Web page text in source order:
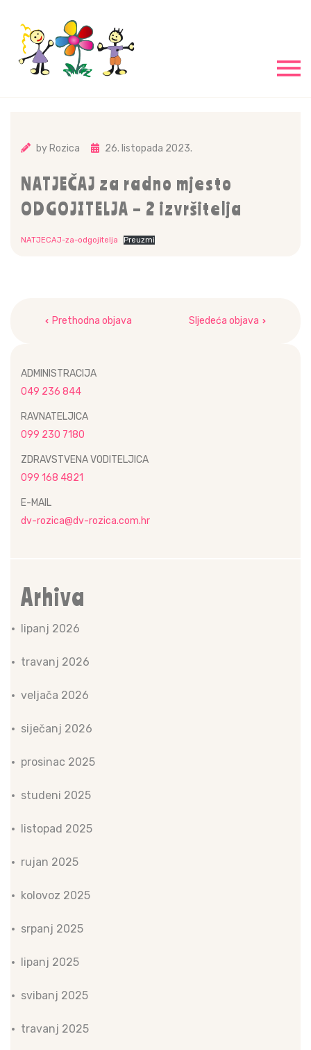
by Rozica 26. listopada 2023.
NATJEČAJ za radno mjesto
ODGOJITELJA – 2 izvršitelja
NATJECAJ-za-odgojitelja Preuzmi
Navigacija
Prethodna objava Sljedeća objava
ADMINISTRACIJA
049 236 844
RAVNATELJICA
099 230 7180
ZDRAVSTVENA VODITELJICA
099 168 4821
E-MAIL
dv-rozica@dv-rozica.com.hr
Arhiva
lipanj 2026
travanj 2026
veljača 2026
siječanj 2026
prosinac 2025
studeni 2025
listopad 2025
rujan 2025
kolovoz 2025
srpanj 2025
lipanj 2025
svibanj 2025
travanj 2025